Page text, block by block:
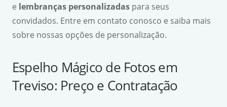
e lembranças personalizadas para seus
convidados. Entre em contato conosco e saiba mais
sobre nossas opções de personalização.
Espelho Mágico de Fotos em
Treviso: Preço e Contratação